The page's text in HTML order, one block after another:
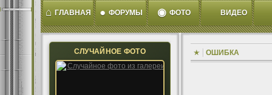
⌂ ГЛАВНАЯ ● ФОРУМЫ ◉ ФОТО ВИДЕО
СЛУЧАЙНОЕ ФОТО ОШИБКА